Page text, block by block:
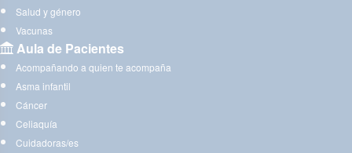
Salud y género
Vacunas
Aula de Pacientes
Acompañando a quien te acompaña
Asma infantil
Cáncer
Celiaquía
Cuidadoras/es